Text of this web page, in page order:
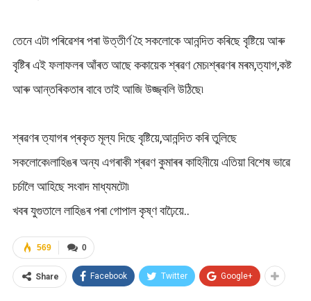
তেনে এটা পৰিৱেশৰ পৰা উত্তীৰ্ণ হৈ সকলোকে আনন্দিত কৰিছে বৃষ্টিয়ে আৰু
বৃষ্টিৰ এই ফলাফলৰ আঁৰত আছে ককায়েক শ্ৰৱণ মেচ৷শ্ৰৱণৰ মৰম,ত্যাগ,কষ্ট
আৰু আন্তৰিকতাৰ বাবে তাই আজি উজ্জ্বলি উঠিছে৷
শ্ৰৱণৰ ত্যাগৰ প্ৰকৃত মূল্য দিছে বৃষ্টিয়ে,আনন্দিত কৰি তুলিছে
সকলোকে৷লাহিঙৰ অন্য এগৰাকী শ্ৰৱণ কুমাৰৰ কাহিনীয়ে এতিয়া বিশেষ ভাৱে
চৰ্চালৈ আহিছে সংবাদ মাধ্যমটো৷
খবৰ যুগুতালে লাহিঙৰ পৰা গোপাল কৃষ্ণ বাঢ়ৈয়ে..
0
569
Share Facebook Twitter Google+